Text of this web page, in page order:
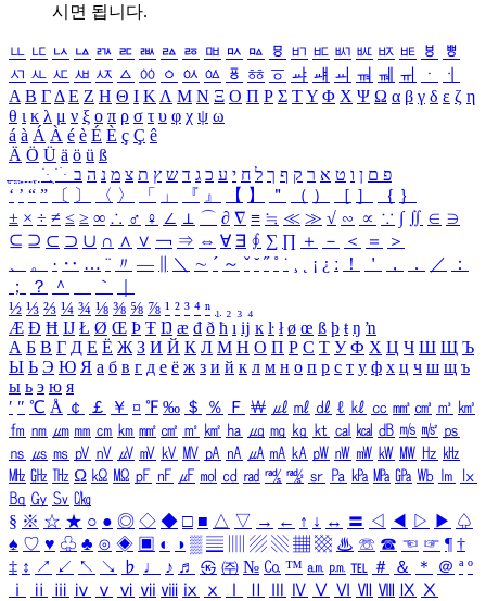
시면 됩니다.
ㅥ ㅦ ㅧ ㅨ ㅩ ㅪ ㅫ ㅬ ㅭ ㅮ ㅯ ㅰ ㅱ ㅲ ㅳ ㅴ ㅵ ㅶ ㅷ ㅸ
ㅹ
ㅺ ㅻ ㅼ ㅽ ㅾ ㅿ ㆀ ㆁ ㆂ ㆃ ㆄ ㆅ ㆆ ㆇ ㆈ ㆉ ㆊ ㆋ ㆌ ㆍ
ㆎ
Α Β ΓΔ Ε Ζ Η Θ Ι ΚΛ Μ Ν Ξ Ο Π Ρ Σ ΤΥ Φ Χ Ψ Ω α β γ δ ε ζ η
θ ι κ λ μ ν ξ ο π ρ σ τ υ φ χ ψ ω
á à Á À é è É È ç Ç ê
Ä Ö Ü ä ö ü ß
ִֶֹ ֻּ ׁׂ פ ם ן ו ט א ר ק ף ך ל ח י ע כ ג ד ש ץ ת צ מ נ ה ב
‘ ’ “ ” 〔 〕 〈 〉 「 」 『 』 【 】 ＂ （ ） ［ ］ ｛ ｝
± × ÷ ≠ ≤ ≥ ∞ ∴ ♂ ♀ ∠ ⊥ ⌒ ∂ ∇ ≡ ≒ ≪ ≫ √ ∽ ∝ ∵ ∫ ∬ ∈ ∋
⊆ ⊇ ⊂ ⊃ ∪ ∩ ∧ ∨ ￢ ⇒ ⇔ ∀ ∃ ∮ ∑ ∏ ＋ － ＜ ＝
＞
、
。 · ‥ … ¨ 〃 ― ＼ ∼ ´ ～ ˇ ˘ ˝ ˚ ˙ ¸ ¡ ¿ ː ！ ＇ ， ． ／
：
；
？ ＾ ｀
½ ⅓ ⅔ ¼ ¾ ⅛ ⅜ ⅝ ⅞ ¹ ² ³ ⁴ ⁿ ₁ ₂ ₃ ₄
Æ Ð Ħ Ĳ Ł Ø Œ Þ Ŧ Ŋ æ đ ð ħ ı ĳ ĸ ŀ ł ø œ ß þ ŧ ŋ ŉ
А Б В Г Д Е Ё Ж З И Й К Л М Н О П Р С Т У Ф Х Ц Ч Ш Щ Ъ
Ы Ь Э Ю Я а б в г д е ё ж з и й к л м н о п р с т у ф х ц ч ш щ ъ
ы ь э ю я
′ ″ ℃ Å ￠ ￡ ￥ ¤ ℉ ‰ ＄ ％ Ｆ ￦ ㎕ ㎖ ㎗ ℓ ㎘ ㏄ ㎣ ㎤ ㎥ ㎦
㎙ ㎚ ㎛ ㎜ ㎝ ㎞ ㎟ ㎠ ㎡ ㎢ ㏊ ㎍ ㎎ ㎏ ㏏ ㎈ ㎉ ㏈ ㎧ ㎨ ㎰
㎱ ㎲ ㎳ ㎴ ㎵ ㎶ ㎷ ㎸ ㎹ ㎀ ㎁ ㎂ ㎃ ㎄ ㎺ ㎻ ㎽ ㎾ ㎿ ㎐ ㎑
㎒ ㎓ ㎔ Ω ㏀ ㏁ ㎊ ㎋ ㎌ ㏖ ㏅ ㎭ ㎮ ㎯ ㏛ ㎩ ㎪ ㎫ ㎬ ㏝ ㏐
㏓
㏃ ㏉ ㏜ ㏆
§ ※ ☆ ★ ○ ● ◎ ◇ ◆ □ ■ △ ▽ → ← ↑ ↓ ↔ 〓 ◁ ◀ ▷ ▶ ♤
♠ ♡ ♥ ♧ ♣ ⊙ ◈ ▣ ◐ ◑ ▒ ▤ ▨ ▧ ▦ ▩ ♨ ☏ ☎ ☜ ☞ ¶ †
‡ ↕ ↗ ↙ ↖ ↘ ♭ ♩ ♪ ♬ ㉿ ㈜ № ㏇ ™ ㏂ ㏘ ℡ ＃ ＆ ＊ ＠ ª º
ⅰ
ⅱ ⅲ ⅳ ⅴ ⅵ ⅶ ⅷ ⅸ ⅹ Ⅳ Ⅴ Ⅵ Ⅶ Ⅷ Ⅸ Ⅹ